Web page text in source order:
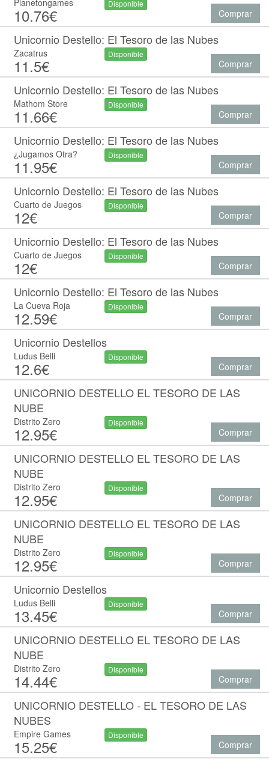
Planetongames
10.76€
Disponible
Comprar
Unicornio Destello: El Tesoro de las Nubes
Zacatrus
11.5€
Disponible
Comprar
Unicornio Destello: El Tesoro de las Nubes
Mathom Store
11.66€
Disponible
Comprar
Unicornio Destello: El Tesoro de las Nubes
¿Jugamos Otra?
11.95€
Disponible
Comprar
Unicornio Destello: El Tesoro de las Nubes
Cuarto de Juegos
12€
Disponible
Comprar
Unicornio Destello: El Tesoro de las Nubes
Cuarto de Juegos
12€
Disponible
Comprar
Unicornio Destello: El Tesoro de las Nubes
La Cueva Roja
12.59€
Disponible
Comprar
Unicornio Destellos
Ludus Belli
12.6€
Disponible
Comprar
UNICORNIO DESTELLO EL TESORO DE LAS
NUBE
Distrito Zero
12.95€
Disponible
Comprar
UNICORNIO DESTELLO EL TESORO DE LAS
NUBE
Distrito Zero
12.95€
Disponible
Comprar
UNICORNIO DESTELLO EL TESORO DE LAS
NUBE
Distrito Zero
12.95€
Disponible
Comprar
Unicornio Destellos
Ludus Belli
13.45€
Disponible
Comprar
UNICORNIO DESTELLO EL TESORO DE LAS
NUBE
Distrito Zero
14.44€
Disponible
Comprar
UNICORNIO DESTELLO - EL TESORO DE LAS
NUBES
Empire Games
15.25€
Disponible
Comprar